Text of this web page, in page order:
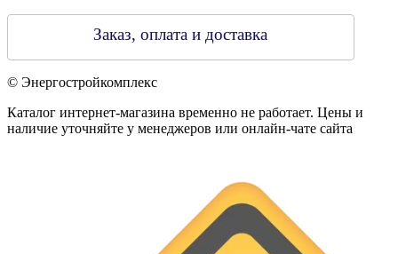
Заказ, оплата и доставка
© Энергостройкомплекс
Каталог интернет-магазина временно не работает. Цены и
наличие уточняйте у менеджеров или онлайн-чате сайта